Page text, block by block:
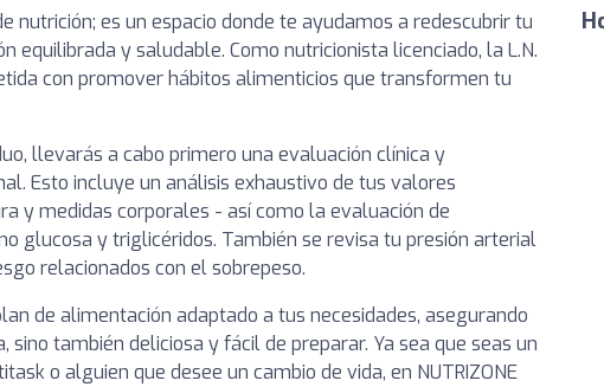
nutrición; es un espacio donde te ayudamos a redescubrir tu
equilibrada y saludable. Como nutricionista licenciado, la L.N.
con promover hábitos alimenticios que transformen tu
llevarás a cabo primero una evaluación clínica y
Esto incluye un análisis exhaustivo de tus valores
y medidas corporales - así como la evaluación de
glucosa y triglicéridos. También se revisa tu presión arterial
relacionados con el sobrepeso.
de alimentación adaptado a tus necesidades, asegurando
también deliciosa y fácil de preparar. Ya sea que seas un
o alguien que desee un cambio de vida, en NUTRIZONE